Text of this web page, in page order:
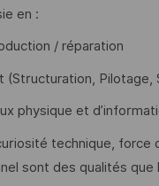
en :
/ réparation
(Structuration, Pilotage,
physique et
technique, force
sont des qualités que